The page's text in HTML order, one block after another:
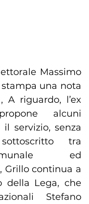
Massimo
una nota
A riguardo, l’ex
alcuni
servizio, senza
tra
ed
Grillo continua a
della Lega, che
Stefano